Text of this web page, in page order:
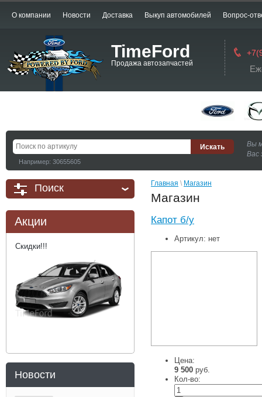
О компании Новости Доставка Выкуп автомобилей Вопрос-
TimeFord
Продажа автозапчастей
Например: 30655605
Вы
Вас
Поиск
Акции
Скидки!!!
Новости
Главная \ Магазин
Магазин
Капот б/у
Артикул: нет
Цена:
9 500 руб.
Кол-во: